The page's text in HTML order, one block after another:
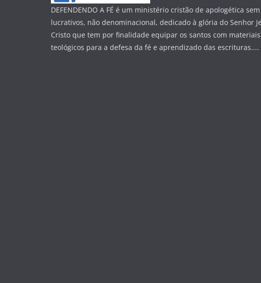
DEFENDENDO A FÉ é um ministério cristão de apologética
lucrativos, não denominacional, dedicado à glória do Senhor
Cristo que tem por finalidade equipar os santos com materiais
teológicos para a defesa da fé e aprendizado das escrituras....